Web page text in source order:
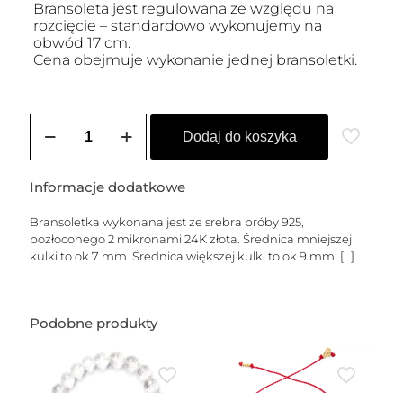
Bransoleta jest regulowana ze względu na
rozcięcie – standardowo wykonujemy na
obwód 17 cm.
Cena obejmuje wykonanie jednej bransoletki.
Bransoletka
-
Dodaj do koszyka
Informacje dodatkowe
Bransoletka wykonana jest ze srebra próby 925,
pozłoconego 2 mikronami 24K złota. Średnica mniejszej
kulki to ok 7 mm. Średnica większej kulki to ok 9 mm. […]
Podobne produkty